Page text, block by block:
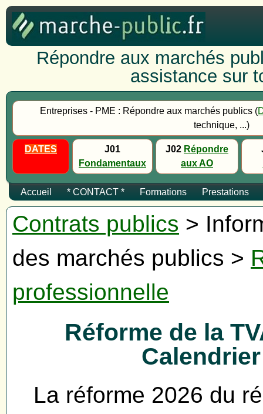
Répondre aux marchés
assistance sur
Entreprises - PME : Répondre aux marchés publics (
technique, ...)
DATES
J01
Fondamentaux
J02 Répondre
aux AO
Accueil * CONTACT * Formations Prestations
Contrats publics >
des marchés publics >
professionnelle
Réforme de la
La réforme 2026 du